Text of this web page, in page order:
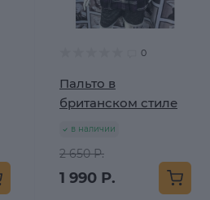
0
Пальто в
британском стиле
в наличии
2 650 Р.
1 990 Р.